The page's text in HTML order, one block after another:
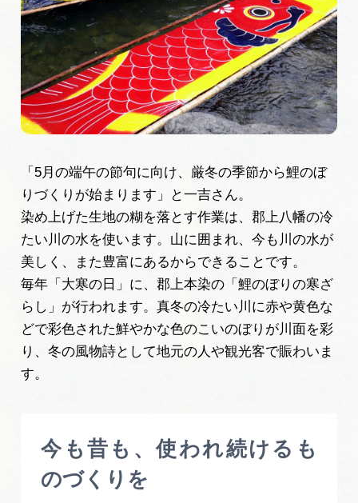
「5月の端午の節句に向け、厳冬の季節から鯉のぼ
りづくりが始まります」と一吉さん。
染め上げた生地の糊を落とす作業は、郡上八幡の冷
たい川の水を使います。山に囲まれ、今も川の水が
美しく、また豊富にあるからできることです。
毎年「大寒の日」に、郡上本染の「鯉のぼりの寒ざ
らし」が行われます。真冬の冷たい川に赤や黄色な
どで彩色された鮮やかな色のこいのぼりが川面を彩
り、冬の風物詩として地元の人や観光客で賑わいま
す。
今も昔も、使われ続けるも
のづくりを